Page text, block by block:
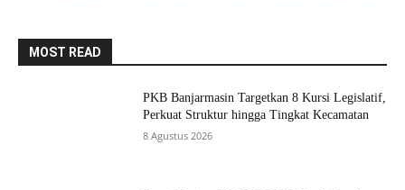
MOST READ
PKB Banjarmasin Targetkan 8 Kursi Legislatif,
Perkuat Struktur hingga Tingkat Kecamatan
8 Agustus 2026